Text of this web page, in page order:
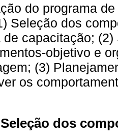
do programa
Seleção dos
de capacitação;
objetivo e
(3)
os
dos